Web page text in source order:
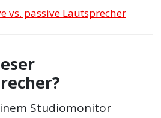
vs. passive Lautsprecher
Studiomonitor